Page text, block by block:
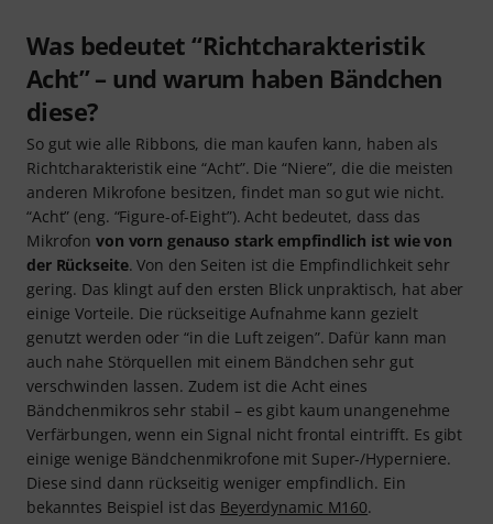
Was bedeutet “Richtcharakteristik
Acht” – und warum haben Bändchen
diese?
So gut wie alle Ribbons, die man kaufen kann, haben als
Richtcharakteristik eine “Acht”. Die “Niere”, die die meisten
anderen Mikrofone besitzen, findet man so gut wie nicht.
“Acht” (eng. “Figure-of-Eight”). Acht bedeutet, dass das
Mikrofonvon vorn genauso stark empfindlich ist wie von
der Rückseite. Von den Seiten ist die Empfindlichkeit sehr
gering. Das klingt auf den ersten Blick unpraktisch, hat aber
einige Vorteile. Die rückseitige Aufnahme kann gezielt
genutzt werden oder “in die Luft zeigen”. Dafür kann man
auch nahe Störquellen mit einem Bändchen sehr gut
verschwinden lassen. Zudem ist die Acht eines
Bändchenmikros sehr stabil – es gibt kaum unangenehme
Verfärbungen, wenn ein Signal nicht frontal eintrifft. Es gibt
einige wenige Bändchenmikrofone mit Super-/Hyperniere.
Diese sind dann rückseitig weniger empfindlich. Ein
bekanntes Beispiel ist das Beyerdynamic M160.